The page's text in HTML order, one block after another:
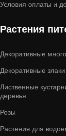
Условия оплаты и
Растения
Декоративные
Декоративные злаки
Лиственные
деревья
Розы
Растения для